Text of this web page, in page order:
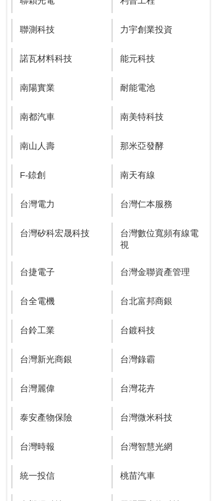
聯測科技 力宇創業投資
諾瓦材料科技 能元科技
南陽實業 耐能電池
南都汽車 南美特科技
南山人壽 那米亞發酵
F-錼創 南天有線
台灣電力 台灣仁本服務
台灣矽科宏晟科技
台灣數位寬頻有線電
視
台捷電子 台灣金聯資產管理
台全電機 台北富邦商銀
台鈴工業 台鍍科技
台灣新光商銀 台灣錄霸
台灣麗偉 台灣花卉
泰安產物保險 台灣微米科技
台灣時報 台灣智慧光網
統一投信 桃苗汽車